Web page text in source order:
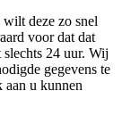
wilt deze zo snel
voor dat dat
24 uur. Wij
gegevens te
aan u kunnen